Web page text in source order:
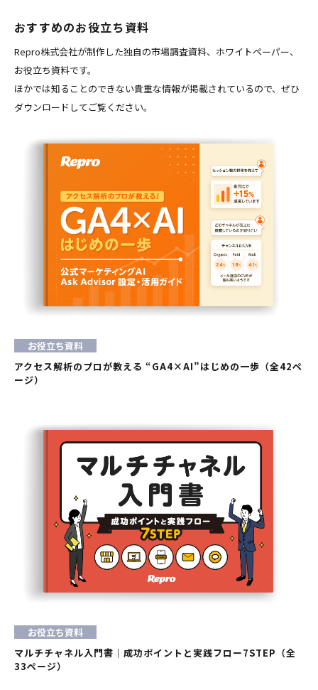
おすすめのお役立ち資料
Repro株式会社が制作した独自の市場調査資料、ホワイトペーパー、
お役立ち資料です。
ほかでは知ることのできない貴重な情報が掲載されているので、ぜひ
ダウンロードしてご覧ください。
お役立ち資料
アクセス解析のプロが教える “GA4×AI”はじめの一歩（全42ペ
ージ）
お役立ち資料
マルチチャネル入門書｜成功ポイントと実践フロー7STEP（全
33ページ）